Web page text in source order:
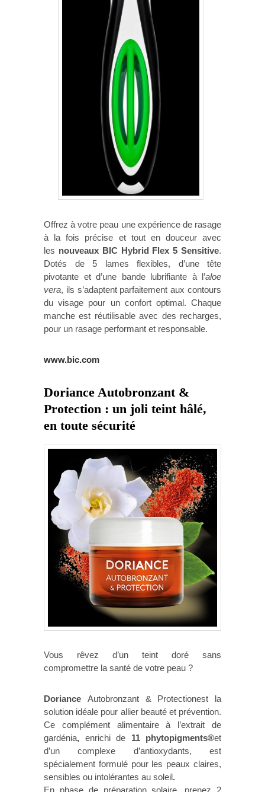
Offrez à votre peau une expérience de rasage
à la fois précise et tout en douceur avec
les nouveaux BIC Hybrid Flex 5 Sensitive.
Dotés de 5 lames flexibles, d’une tête
pivotante et d’une bande lubrifiante à l’aloe
vera, ils s’adaptent parfaitement aux contours
du visage pour un confort optimal. Chaque
manche est réutilisable avec des recharges,
pour un rasage performant et responsable.
www.bic.com
Doriance Autobronzant &
Protection : un joli teint hâlé,
en toute sécurité
Vous rêvez d’un teint doré sans
compromettre la santé de votre peau ?
Doriance Autobronzant & Protectionest la
solution idéale pour allier beauté et prévention.
Ce complément alimentaire à l’extrait de
gardénia, enrichi de 11 phytopigments®et
d’un complexe d’antioxydants, est
spécialement formulé pour les peaux claires,
sensibles ou intolérantes au soleil.